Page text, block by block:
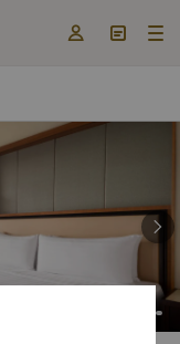
  
ガ
